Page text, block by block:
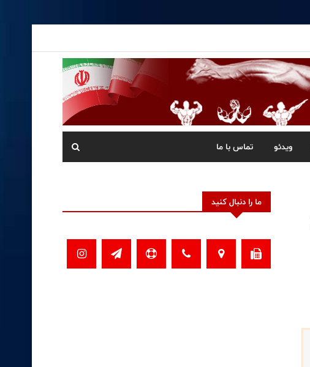
ویدئو تماس با ما
ما را دنبال کنید